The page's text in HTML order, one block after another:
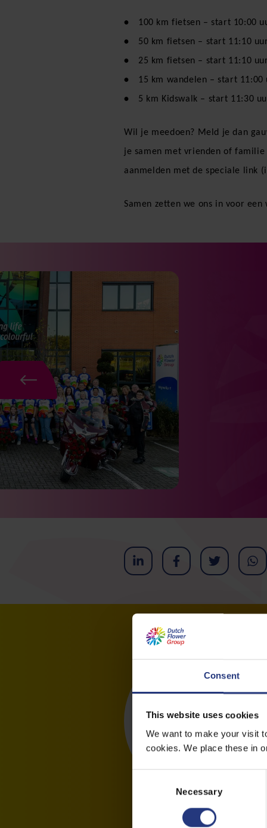
Consent
This website uses cookies
We want to make your visit
cookies. We place these in
Necessary
100 km fietsen – start 10:00
50 km fietsen – start 11:10 uur
25 km fietsen – start 11:10 uur
15 km wandelen – start 11:00
5 km Kidswalk – start 11:30
Wil je meedoen? Meld je dan
je samen met vrienden of familie
aanmelden met de speciale link
Samen zetten we ons in voor